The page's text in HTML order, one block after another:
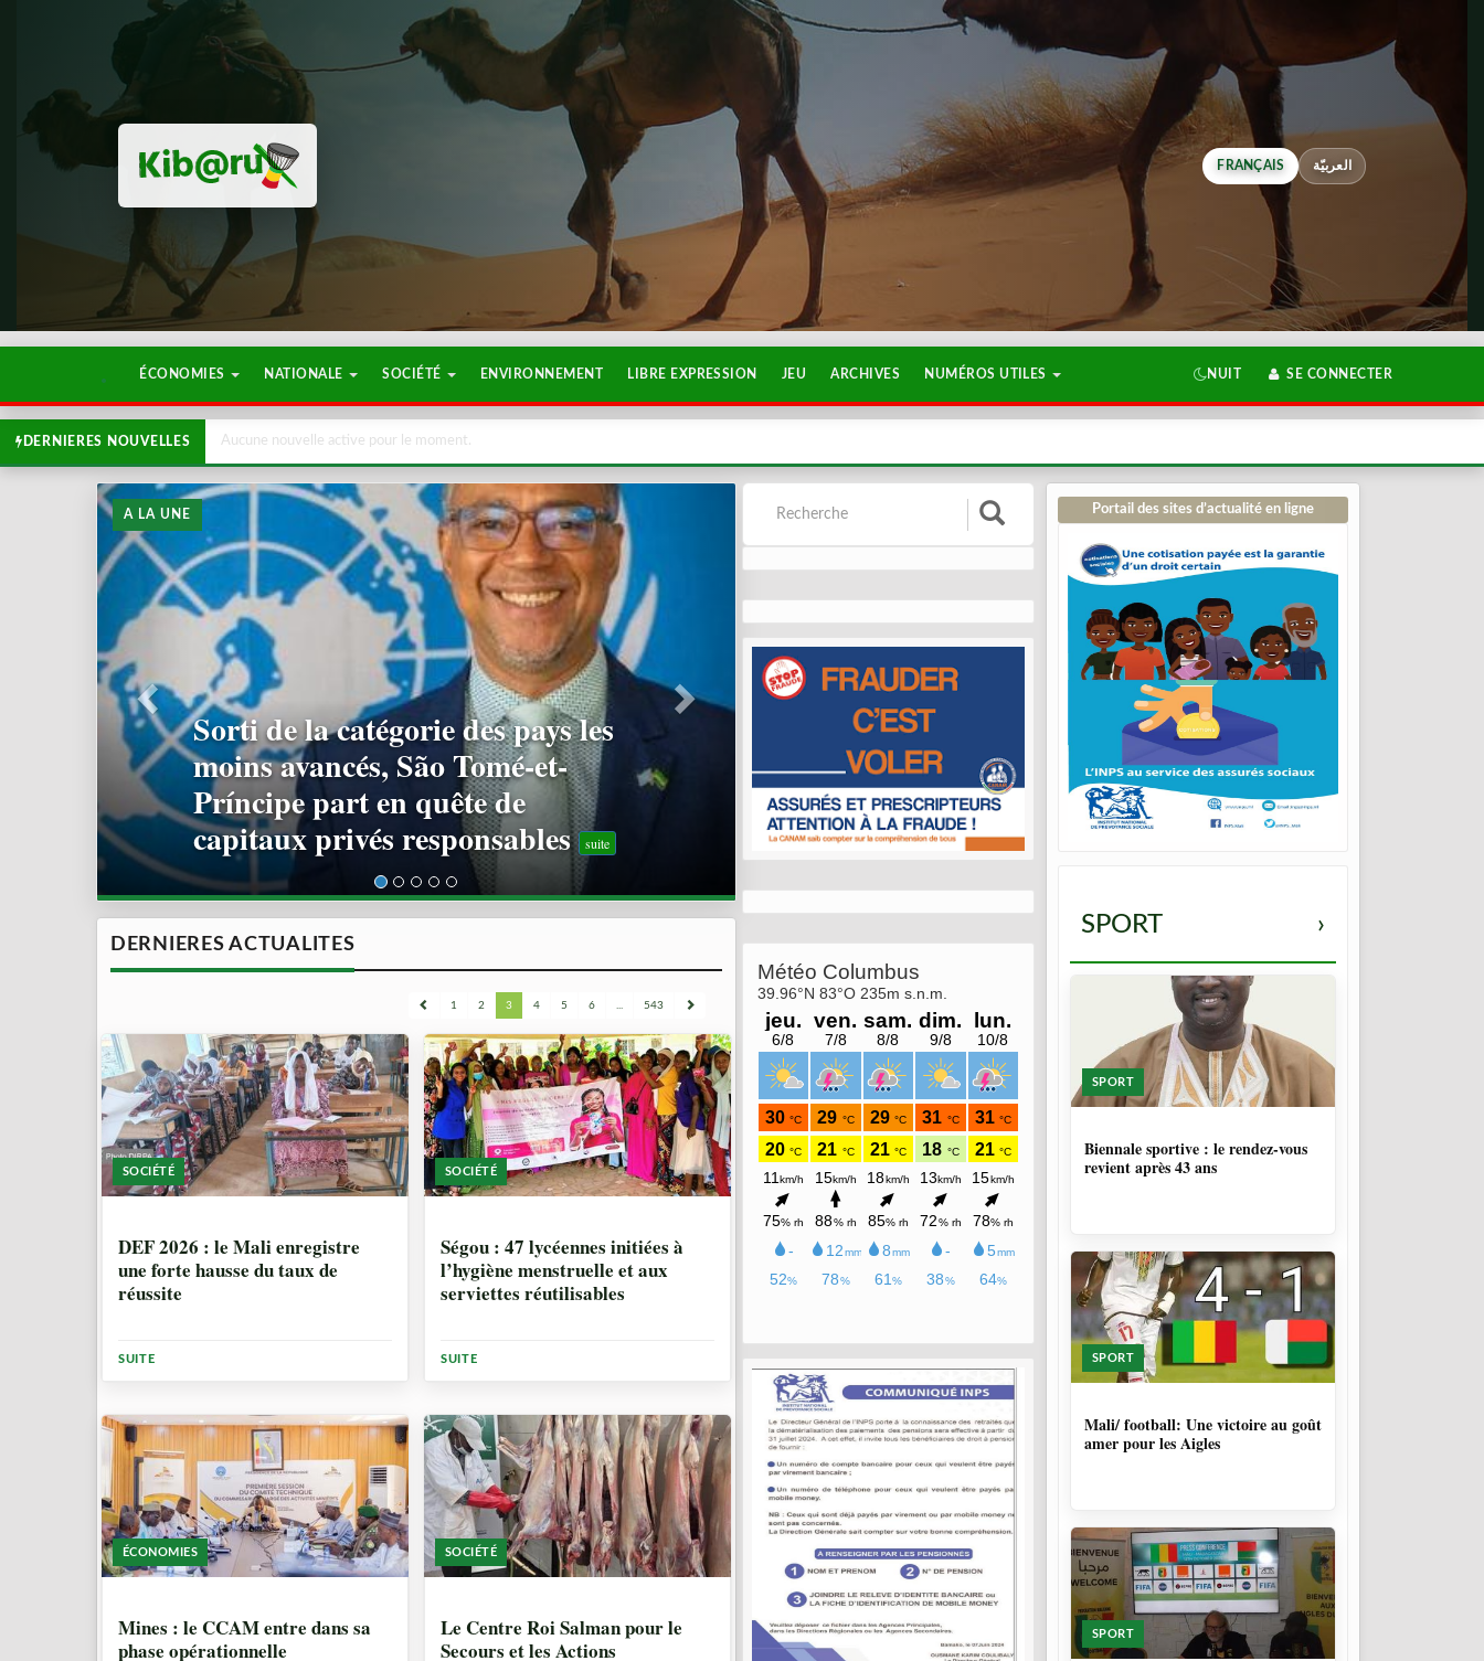
FRANÇAIS العربيّة
ÉCONOMIES NATIONALE SOCIÉTÉ ENVIRONNEMENT LIBRE EXPRESSION JEU ARCHIVES NUMÉROS UTILES NUIT SE CONNECTER
DERNIERES NOUVELLES Aucune nouvelle active pour le moment.
A LA UNE
32e édition de la campagne
nationale de reboisement : 21
millions de plants visés suite
DERNIERES ACTUALITES
1 2 3 4 5 6 ... 543
SOCIÉTÉ
DEF 2026 : le Mali enregistre
une forte hausse du taux de
réussite
SUITE
SOCIÉTÉ
Ségou : 47 lycéennes initiées à
l’hygiène menstruelle et aux
serviettes réutilisables
SUITE
ÉCONOMIES
Mines : le CCAM entre dans sa
phase opérationnelle
SOCIÉTÉ
Le Centre Roi Salman pour le
Secours et les Actions
Portail des sites d’actualité en ligne
SPORT ›
SPORT
Biennale sportive : le rendez-vous
revient après 43 ans
SPORT
Mali/ football: Une victoire au goût
amer pour les Aigles
SPORT